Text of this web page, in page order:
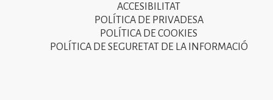
ACCESIBILITAT
POLÍTICA DE PRIVADESA
POLÍTICA DE COOKIES
POLÍTICA DE SEGURETAT DE LA INFORMACIÓ